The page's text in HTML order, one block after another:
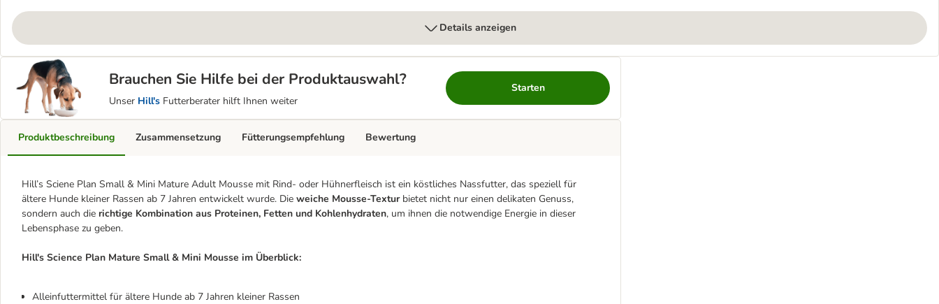
Details anzeigen
Brauchen Sie Hilfe bei der Produktauswahl?
Unser Hill's Futterberater hilft Ihnen weiter
Starten
Produktbeschreibung
Hill’s Sciene Plan Small & Mini Mature Adult Mousse mit Rind- oder Hühnerfleisch ist ein köstliches Nassfutter, das speziell für
ältere Hunde kleiner Rassen ab 7 Jahren entwickelt wurde. Die weiche Mousse-Textur bietet nicht nur einen delikaten Genuss,
sondern auch die richtige Kombination aus Proteinen, Fetten und Kohlenhydraten, um ihnen die notwendige Energie in dieser
Lebensphase zu geben.
Hill's Science Plan Mature Small & Mini Mousse im Überblick:
Alleinfuttermittel für ältere Hunde ab 7 Jahren kleiner Rassen
Zusammensetzung Fütterungsempfehlung Bewertung